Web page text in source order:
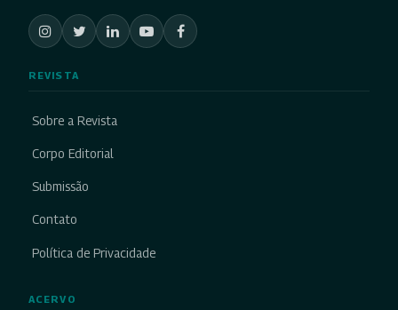
REVISTA
Sobre a Revista
Corpo Editorial
Submissão
Contato
Política de Privacidade
ACERVO